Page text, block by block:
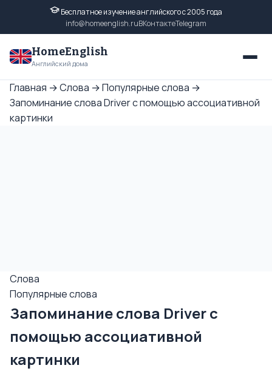
Бесплатное изучение английского с 2005 года
info@homeenglish.ruВКонтактеTelegram
HomeEnglish
Английский дома
Главная →Слова →Популярные слова →
Запоминание слова Driver с помощью ассоциативной
картинки
Слова
Популярные слова
Запоминание слова Driver с
помощью ассоциативной
картинки